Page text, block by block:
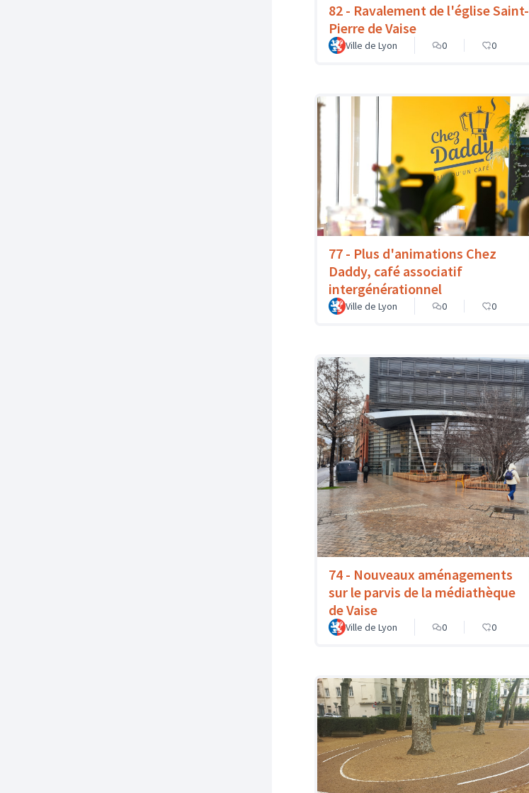
82 - Ravalement de l'église Saint-
Pierre de Vaise
Ville de Lyon 0 0
77 - Plus d'animations Chez
Daddy, café associatif
intergénérationnel
Ville de Lyon 0 0
74 - Nouveaux aménagements
sur le parvis de la médiathèque
de Vaise
Ville de Lyon 0 0